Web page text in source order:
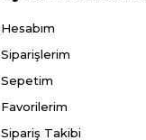
Hesabım
Siparişlerim
Sepetim
Favorilerim
Sipariş Takibi